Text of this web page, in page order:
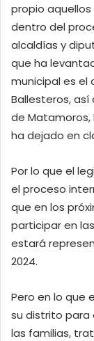
propio
dentro del
alcaldías y
que ha
municipal es el
Ballesteros,
de Matamoros,
ha dejado en
Por lo que el
el proceso
que en los
participar en
estará
2024.
Pero en lo que
su distrito para
las familias,